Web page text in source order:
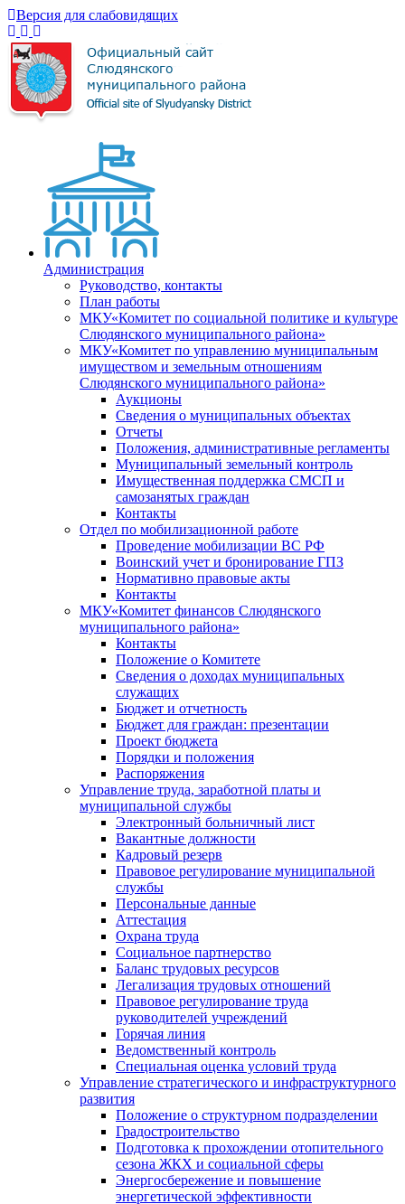
Версия для слабовидящих
Администрация
Руководство, контакты
План работы
МКУ«Комитет по социальной политике и культуре
Слюдянского муниципального района»
МКУ«Комитет по управлению муниципальным
имуществом и земельным отношениям
Слюдянского муниципального района»
Аукционы
Сведения о муниципальных объектах
Отчеты
Положения, административные регламенты
Муниципальный земельный контроль
Имущественная поддержка СМСП и
самозанятых граждан
Контакты
Отдел по мобилизационной работе
Проведение мобилизации ВС РФ
Воинский учет и бронирование ГПЗ
Нормативно правовые акты
Контакты
МКУ«Комитет финансов Слюдянского
муниципального района»
Контакты
Положение о Комитете
Сведения о доходах муниципальных
служащих
Бюджет и отчетность
Бюджет для граждан: презентации
Проект бюджета
Порядки и положения
Распоряжения
Управление труда, заработной платы и
муниципальной службы
Электронный больничный лист
Вакантные должности
Кадровый резерв
Правовое регулирование муниципальной
службы
Персональные данные
Аттестация
Охрана труда
Социальное партнерство
Баланс трудовых ресурсов
Легализация трудовых отношений
Правовое регулирование труда
руководителей учреждений
Горячая линия
Ведомственный контроль
Специальная оценка условий труда
Управление стратегического и инфраструктурного
развития
Положение о структурном подразделении
Градостроительство
Подготовка к прохождении отопительного
сезона ЖКХ и социальной сферы
Энергосбережение и повышение
энергетической эффективности